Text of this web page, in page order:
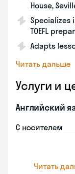
House,
Specializes
TOEFL
Adapts
Читать дальше
Услуги и
Английский
С носителем
Читать